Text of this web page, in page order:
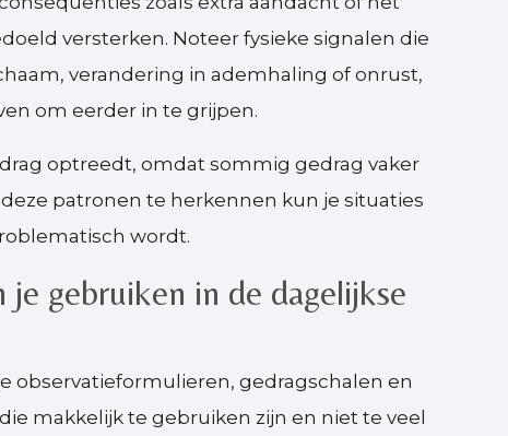
versterken. Noteer fysieke signalen die
verandering in ademhaling of onrust,
om eerder in te grijpen.
optreedt, omdat sommig gedrag vaker
patronen te herkennen kun je situaties
wordt.
gebruiken in de dagelijkse
observatieformulieren, gedragschalen en
makkelijk te gebruiken zijn en niet te veel